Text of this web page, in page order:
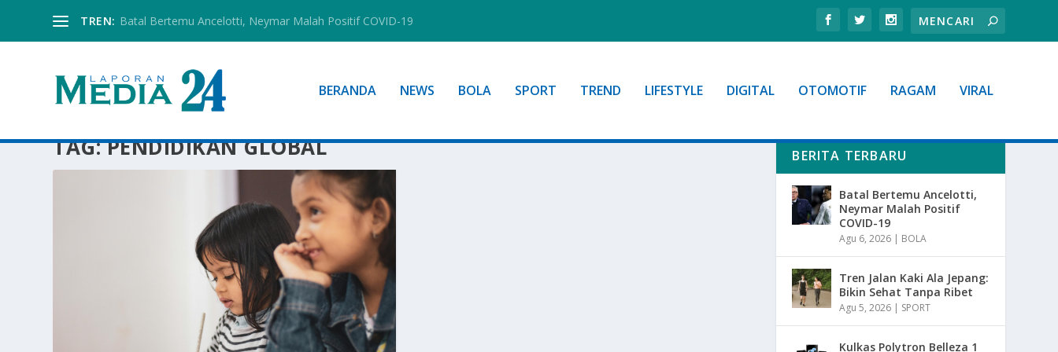
TREN: Batal Bertemu Ancelotti, Neymar Malah Positif COVID-19
BERANDA NEWS BOLA SPORT TREND LIFESTYLE DIGITAL OTOMOTIF RAGAM VIRAL
TAG:PENDIDIKAN GLOBAL BERITA TERBARU
Batal Bertemu Ancelotti,
Neymar Malah Positif
COVID-19
Agu 6, 2026 | BOLA
Tren Jalan Kaki Ala Jepang:
Bikin Sehat Tanpa Ribet
Agu 5, 2026 | SPORT
Kulkas Polytron Belleza 1